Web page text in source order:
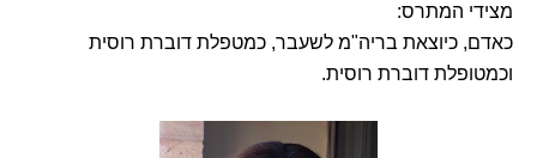
מצידי המתרס:
כאדם, כיוצאת בריה"מ לשעבר, כמטפלת דוברת רוסית
וכמטופלת דוברת רוסית.